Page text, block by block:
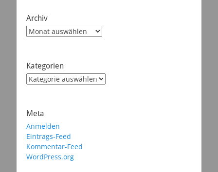
Archiv
Archiv
Kategorien
Kategorien
Meta
Anmelden
Eintrags-Feed
Kommentar-Feed
WordPress.org